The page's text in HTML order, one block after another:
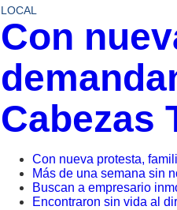
LOCAL
Con
Cabezas
Con nueva protesta,
Más de una semana sin
Buscan a empresario
Encontraron sin vida al